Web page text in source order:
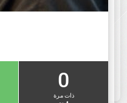
0
ذات مرة